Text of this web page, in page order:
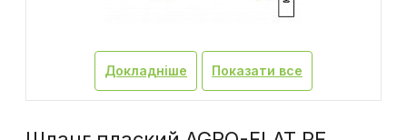
Докладніше Показати все